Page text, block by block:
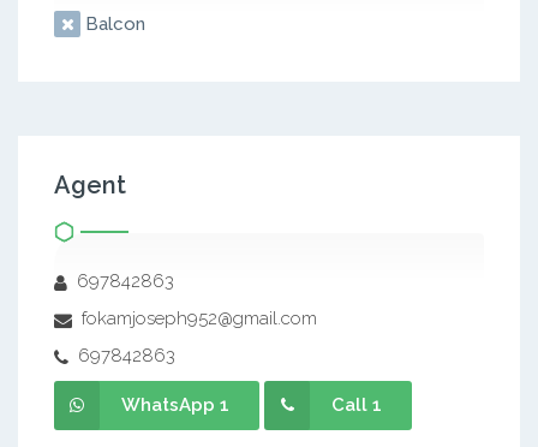
Balcon
Agent
697842863
fokamjoseph952@gmail.com
697842863
WhatsApp 1 Call 1